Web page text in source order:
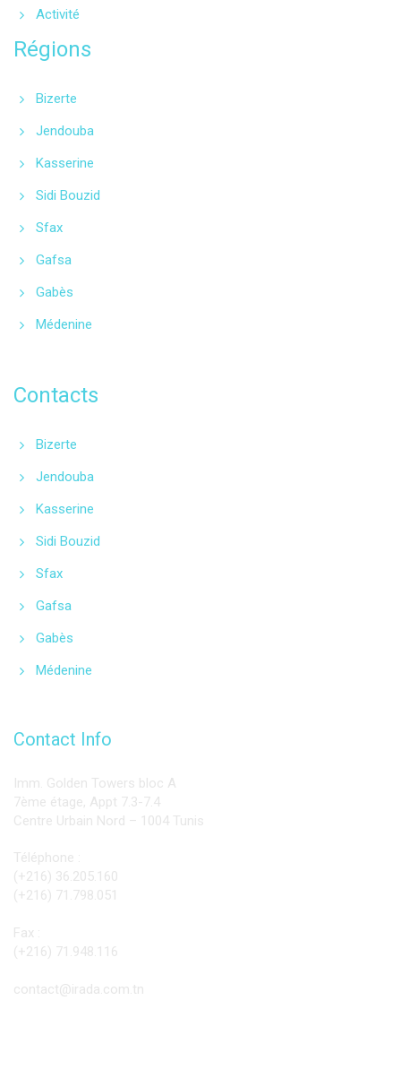
Activité
Régions
Bizerte
Jendouba
Kasserine
Sidi Bouzid
Sfax
Gafsa
Gabès
Médenine
Contacts
Bizerte
Jendouba
Kasserine
Sidi Bouzid
Sfax
Gafsa
Gabès
Médenine
Contact Info
Imm. Golden Towers bloc A
7ème étage, Appt 7.3-7.4
Centre Urbain Nord – 1004 Tunis
Téléphone :
(+216) 36.205.160
(+216) 71.798.051
Fax :
(+216) 71.948.116
contact@irada.com.tn